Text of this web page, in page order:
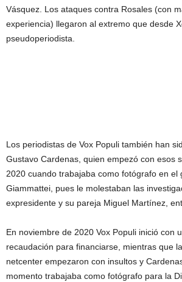
Vásquez. Los ataques contra Rosales (con
experiencia) llegaron al extremo que desde
pseudoperiodista.
Los periodistas de Vox Populi también han
Gustavo Cardenas, quien empezó con esos
2020 cuando trabajaba como fotógrafo en el
Giammattei, pues le molestaban las
expresidente y su pareja Miguel Martínez,
En noviembre de 2020 Vox Populi inició con
recaudación para financiarse, mientras que
netcenter empezaron con insultos y
momento trabajaba como fotógrafo para la